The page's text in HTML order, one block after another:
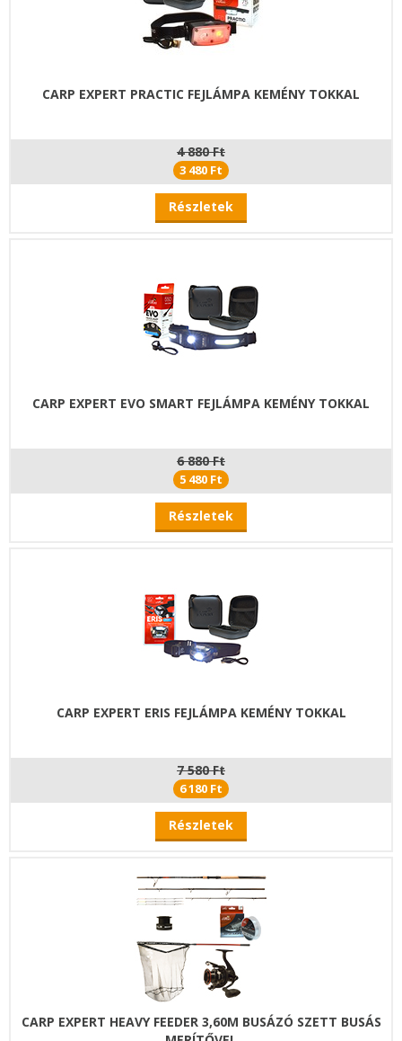
CARP EXPERT PRACTIC FEJLÁMPA KEMÉNY TOKKAL
4 880 Ft
3 480 Ft
Részletek
CARP EXPERT EVO SMART FEJLÁMPA KEMÉNY TOKKAL
6 880 Ft
5 480 Ft
Részletek
CARP EXPERT ERIS FEJLÁMPA KEMÉNY TOKKAL
7 580 Ft
6 180 Ft
Részletek
CARP EXPERT HEAVY FEEDER 3,60M BUSÁZÓ SZETT BUSÁS